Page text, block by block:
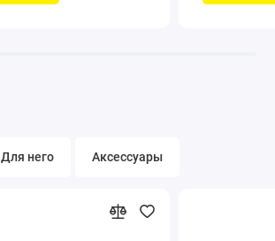
Для него Аксессуары